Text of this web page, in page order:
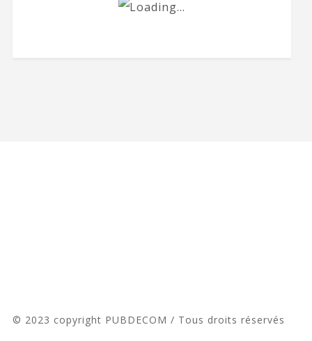
© 2023 copyright PUBDECOM / Tous droits réservés